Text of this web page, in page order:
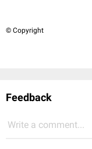
© Copyright
Feedback
Write a comment...